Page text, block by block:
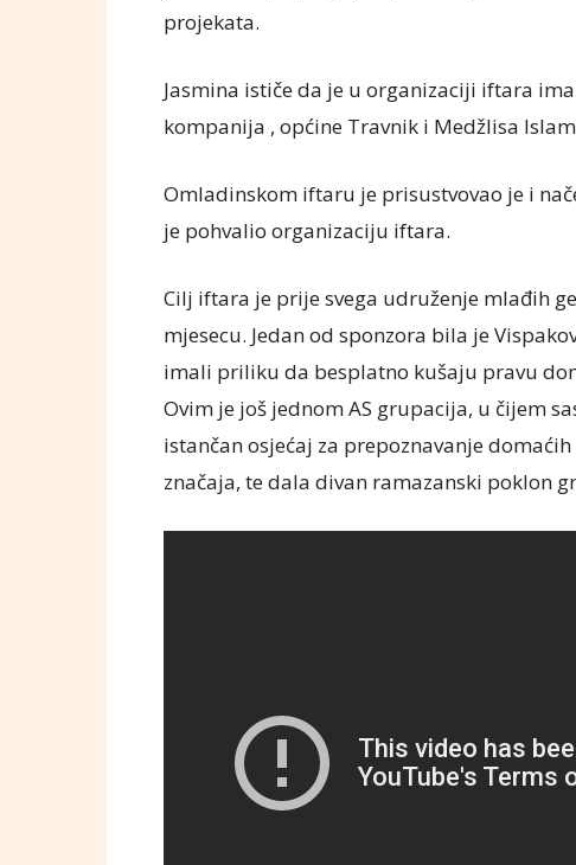
projekata.
Jasmina ističe da je u organizaciji iftara
kompanija , općine Travnik i Medžlisa
Omladinskom iftaru je prisustvovao je i
je pohvalio organizaciju iftara.
Cilj iftara je prije svega udruženje mlađih
mjesecu. Jedan od sponzora bila je
imali priliku da besplatno kušaju pravu
Ovim je još jednom AS grupacija, u čijem
istančan osjećaj za prepoznavanje
značaja, te dala divan ramazanski poklon